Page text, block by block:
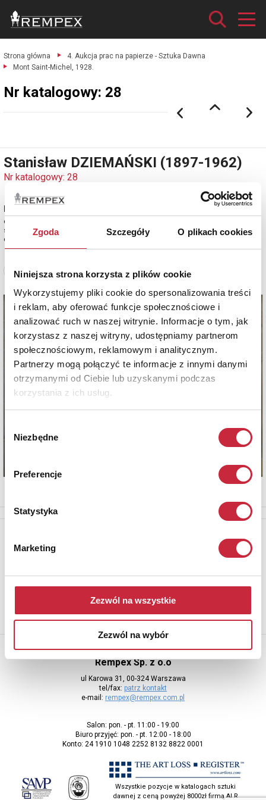
Zgoda Szczegóły O plikach cookies
Niniejsza strona korzysta z plików cookie
Wykorzystujemy pliki cookie do spersonalizowania treści
i reklam, aby oferować funkcje społecznościowe i
analizować ruch w naszej witrynie. Informacje o tym, jak
korzystasz z naszej witryny, udostępniamy partnerom
społecznościowym, reklamowym i analitycznym.
Partnerzy mogą połączyć te informacje z innymi danymi
otrzymanymi od Ciebie lub uzyskanymi podczas
korzystania z ich usług.
zgody
Niezbędne
Preferencje
Statystyka
Marketing
Zezwól na wszystkie
Zezwól na wybór
Strona główna
4. Aukcja prac na papierze - Sztuka Dawna
Mont Saint-Michel, 1928.
Nr katalogowy: 28
Stanisław DZIEMAŃSKI (1897-1962)
Nr katalogowy: 28
olej, tektura; 24 x 33 cm;
sygn., dat. i opisany l. d.: ST. DZIEMAŃSKI / MT. ST. MICHEL 1928.
estymacja: 2 000 - 2 500 zł
Zobacz pełne informacje
Aby otrzymywać informacje o nowych aukcjach, prosimy podać
Rempex Sp. z o.o
ul Karowa 31, 00-324 Warszawa
tel/fax: patrz kontakt
e-mail: rempex@rempex.com.pl
Salon: pon. - pt. 11:00 - 19:00
Biuro przyjęć: pon. - pt. 12:00 - 18:00
Konto: 24 1910 1048 2252 8132 8822 0001
Wszystkie pozycje w katalogach sztuki
dawnej z ceną powyżej 8000zł firma ALR